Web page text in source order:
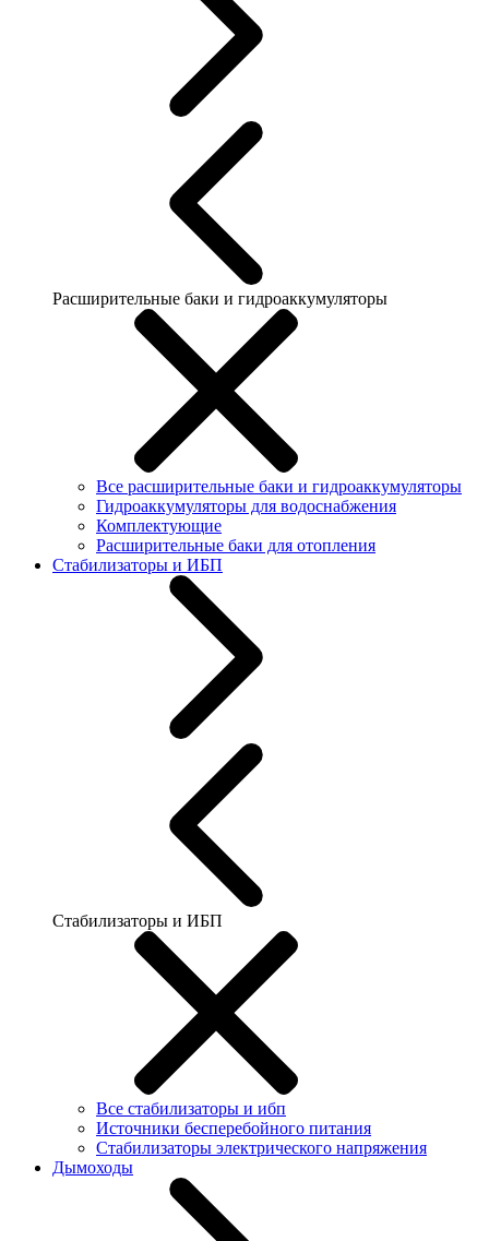
Расширительные баки и гидроаккумуляторы
Все расширительные баки и гидроаккумуляторы
Гидроаккумуляторы для водоснабжения
Комплектующие
Расширительные баки для отопления
Стабилизаторы и ИБП
Стабилизаторы и ИБП
Все стабилизаторы и ибп
Источники бесперебойного питания
Стабилизаторы электрического напряжения
Дымоходы